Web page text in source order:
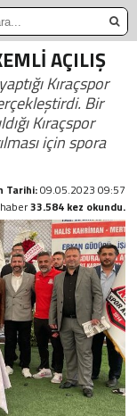
AÇILIŞ
Kıraçspor
Bir
Kıraçspor
için spora
Tarihi:09.05.2023 09:57
33.584 kez okundu.